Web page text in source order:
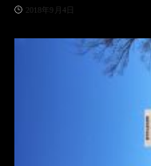
2018年9月4日